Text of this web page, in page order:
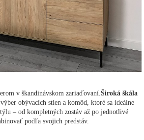
v škandinávskom zariaďovaní. Široká škála
obývacích stien a komôd, ktoré sa ideálne
– od kompletných zostáv až po jednotlivé
podľa svojich predstáv.